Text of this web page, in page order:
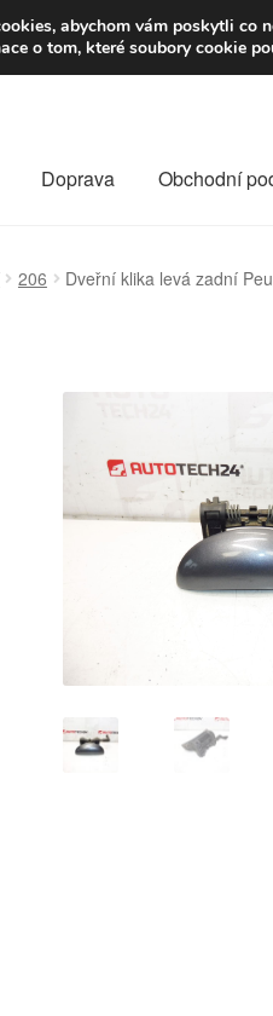
od 139,-Kč
Doprava Obchodní
206 Dveřní klika levá zadní
abychom vám poskytli co
o tom, které soubory cookie